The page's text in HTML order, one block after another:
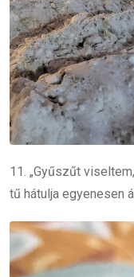
11. „Gyűszűt
tű hátulja egyenesen